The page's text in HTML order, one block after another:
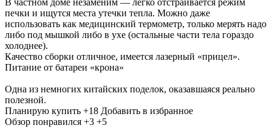
В частном доме незаменим — легко отстраивается режим
печки и ищутся места утечки тепла. Можно даже
использовать как медицинский термометр, только мерять надо
либо под мышкой либо в ухе (остальные части тела гораздо
холоднее).
Качество сборки отличное, имеется лазерный «прицел».
Питание от батареи «крона»
Одна из немногих китайских поделок, оказавшаяся реально
полезной.
Планирую купить +18 Добавить в избранное
Обзор понравился +3 +5